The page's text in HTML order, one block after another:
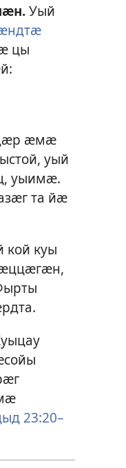
Уый
цы
ӕмӕ
уый
уыимӕ.
та йӕ
кой куы
23:20–